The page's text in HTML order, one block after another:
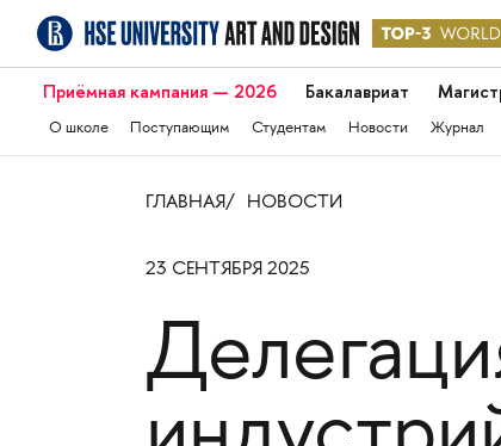
Приёмная кампания — 2026 Бакалавриат
О школе Поступающим Студентам Новости Журнал
ГЛАВНАЯ НОВОСТИ
23 СЕНТЯБРЯ 2025